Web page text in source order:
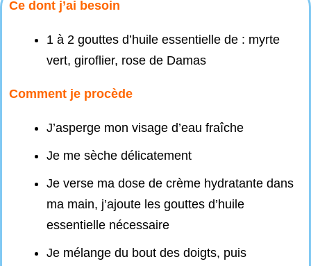
Ce dont j’ai besoin
1 à 2 gouttes d’huile essentielle de : myrte
vert, giroflier, rose de Damas
Comment je procède
J’asperge mon visage d’eau fraîche
Je me sèche délicatement
Je verse ma dose de crème hydratante dans
ma main, j’ajoute les gouttes d’huile
essentielle nécessaire
Je mélange du bout des doigts, puis